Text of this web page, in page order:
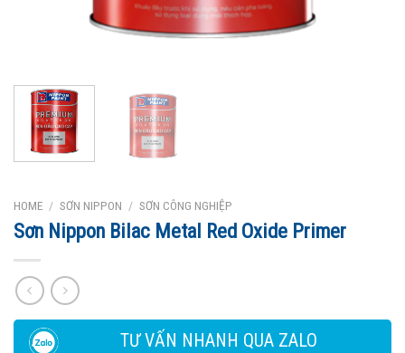
HOME / SƠN NIPPON / SƠN CÔNG NGHIỆP
Sơn Nippon Bilac Metal Red Oxide Primer
TƯ VẤN NHANH QUA ZALO